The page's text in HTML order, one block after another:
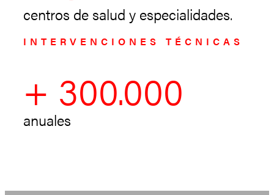
centros de salud y especialidades.
INTERVENCIONES TÉCNICAS
+ 300.000
anuales